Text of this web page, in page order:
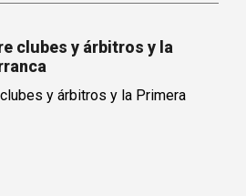
clubes y árbitros y la